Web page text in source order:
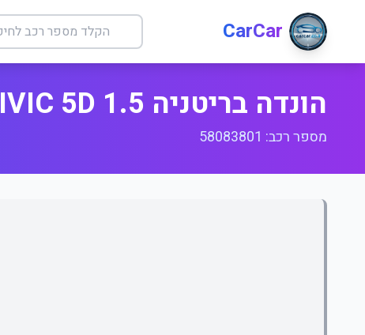
CarCar
הונדה בריטניה CIVIC 5D 1.5
מספר רכב: 58083801